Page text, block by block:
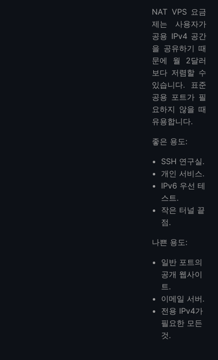
NAT VPS 요금
제는 사용자가
공용 IPv4 공간
을 공유하기 때
문에 월 2달러
보다 저렴할 수
있습니다. 표준
공용 포트가 필
요하지 않을 때
유용합니다.
좋은 용도:
SSH 연구실.
개인 서비스.
IPv6 우선 테
스트.
작은 터널 끝
점.
나쁜 용도:
일반 포트의
공개 웹사이
트.
이메일 서버.
전용 IPv4가
필요한 모든
것.